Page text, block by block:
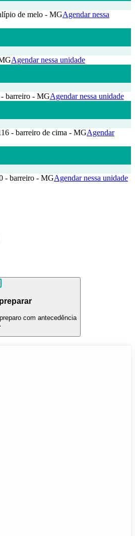
de melo - MGAgendar nessa
Agendar nessa unidade
barreiro - MGAgendar nessa unidade
- barreiro de cima - MGAgendar
- barreiro - MGAgendar nessa unidade
com antecedência